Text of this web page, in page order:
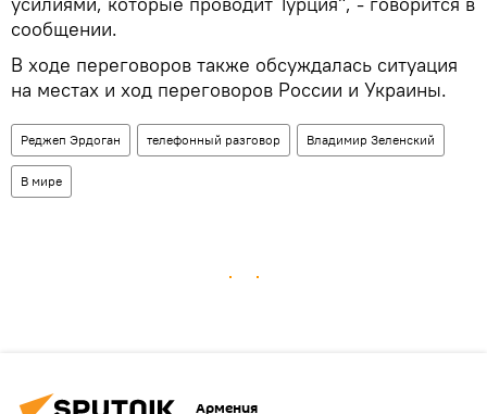
сообщении.
В ходе переговоров также обсуждалась ситуация
на местах и ход переговоров России и Украины.
Реджеп Эрдоган телефонный разговор Владимир Зеленский
В мире
Армения